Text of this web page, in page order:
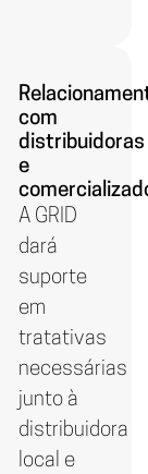
com
distribuidoras
e
A GRID
dará
suporte
em
tratativas
necessárias
junto à
distribuidora
local e